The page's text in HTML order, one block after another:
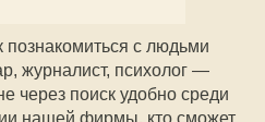
с людьми
журналист, психолог —
через поиск удобно среди
нашей фирмы, кто сможет